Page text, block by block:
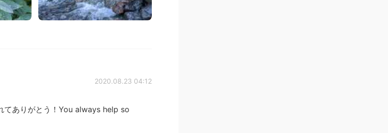
2020.08.23 04:12
てありがとう！You always help so